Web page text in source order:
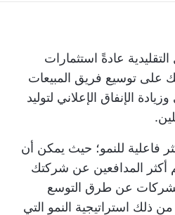
عادةً استثمارات
على توسيع فريق المبيعات
الإنفاق الإعلاني لتوليد
فاعلية للنمو؛ حيث يمكن أن
أكثر المدافعين عن شركتك
الشركات عن طرق التوسع
من ذلك استراتيجية النمو التي